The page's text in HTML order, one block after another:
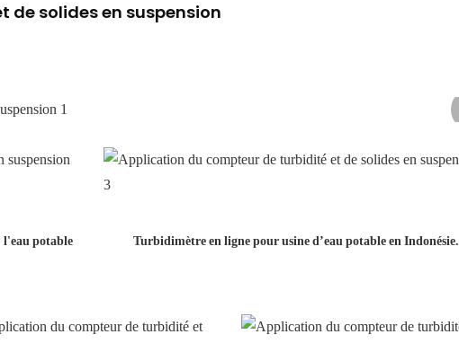
solides en suspension
l'eau potable Turbidimètre en ligne pour usine d’eau potable en Indonésie.